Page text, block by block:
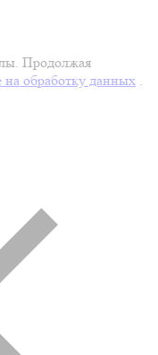
Продолжая
на обработку данных .